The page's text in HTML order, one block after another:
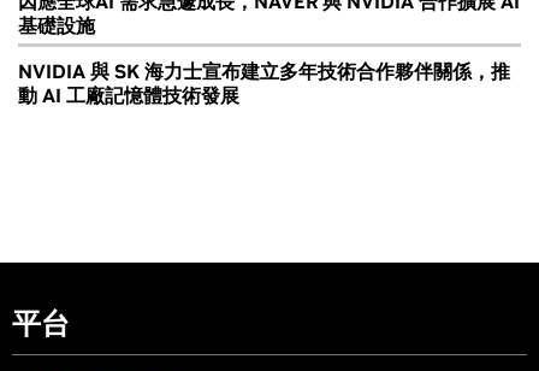
基礎設施
NVIDIA 與 SK 海力士宣布建立多年技術合作夥伴關係，推
動 AI 工廠記憶體技術發展
平台